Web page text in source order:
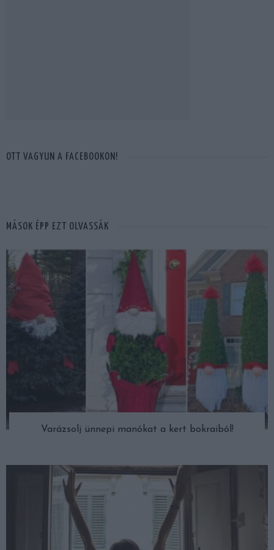
OTT VAGYUN A FACEBOOKON!
MÁSOK ÉPP EZT OLVASSÁK
Varázsolj ünnepi manókat a kert bokraiból!